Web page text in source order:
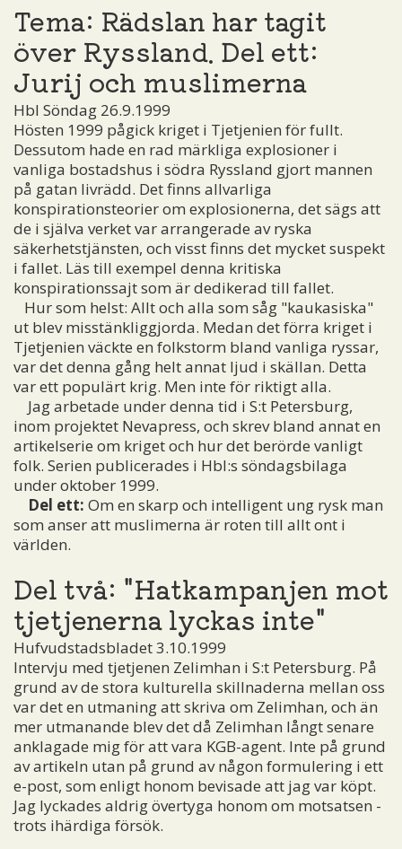
Tema: Rädslan har tagit
över Ryssland. Del ett:
Jurij och muslimerna
Hbl Söndag 26.9.1999
Hösten 1999 pågick kriget i Tjetjenien för fullt.
Dessutom hade en rad märkliga explosioner i
vanliga bostadshus i södra Ryssland gjort mannen
på gatan livrädd. Det finns allvarliga
konspirationsteorier om explosionerna, det sägs att
de i själva verket var arrangerade av ryska
säkerhetstjänsten, och visst finns det mycket suspekt
i fallet. Läs till exempel denna kritiska
konspirationssajtsom är dedikerad till fallet.
Hur som helst: Allt och alla som såg "kaukasiska"
ut blev misstänkliggjorda. Medan det förra kriget i
Tjetjenien väckte en folkstorm bland vanliga ryssar,
var det denna gång helt annat ljud i skällan. Detta
var ett populärt krig. Men inte för riktigt alla.
Jag arbetade under denna tid i S:t Petersburg,
inom projektet Nevapress, och skrev bland annat en
artikelserie om kriget och hur det berörde vanligt
folk. Serien publicerades i Hbl:s söndagsbilaga
under oktober 1999.
Del ett: Om en skarp och intelligent ung rysk man
som anser att muslimerna är roten till allt ont i
världen.
Del två: "Hatkampanjen mot
tjetjenerna lyckas inte"
Hufvudstadsbladet 3.10.1999
Intervju med tjetjenen Zelimhan i S:t Petersburg. På
grund av de stora kulturella skillnaderna mellan oss
var det en utmaning att skriva om Zelimhan, och än
mer utmanande blev det då Zelimhan långt senare
anklagade mig för att vara KGB-agent. Inte på grund
av artikeln utan på grund av någon formulering i ett
e-post, som enligt honom bevisade att jag var köpt.
Jag lyckades aldrig övertyga honom om motsatsen -
trots ihärdiga försök.